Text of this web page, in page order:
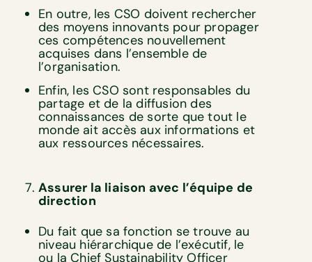
En outre, les CSO doivent rechercher
des moyens innovants pour propager
ces compétences nouvellement
acquises dans l’ensemble de
l’organisation.
Enfin, les CSO sont responsables du
partage et de la diffusion des
connaissances de sorte que tout le
monde ait accès aux informations et
aux ressources nécessaires.
Assurer la liaison avec l’équipe de
direction
Du fait que sa fonction se trouve au
niveau hiérarchique de l’exécutif, le
ou la Chief Sustainability Officer